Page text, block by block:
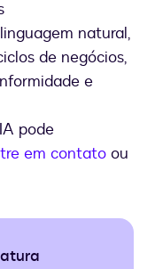
natural,
de negócios,
e
pode
em contato ou